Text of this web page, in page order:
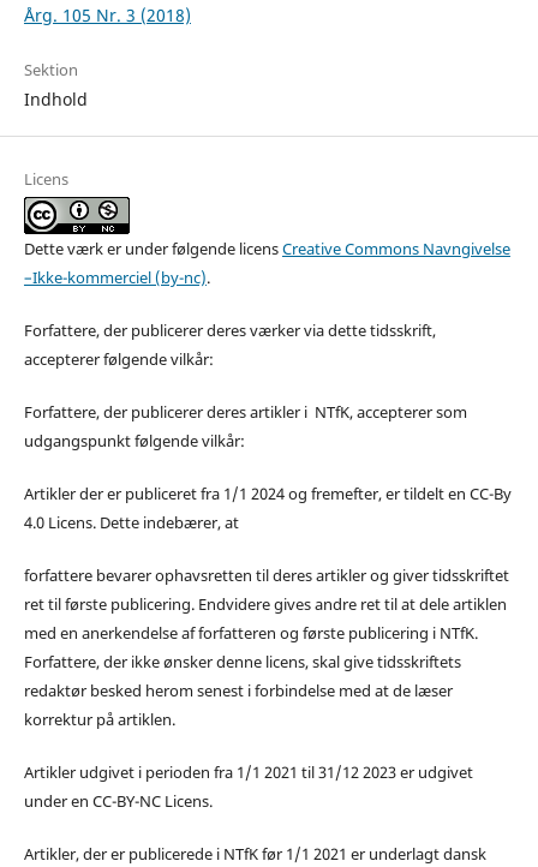
Årg. 105 Nr. 3 (2018)
Sektion
Indhold
Licens
Dette værk er under følgende licensCreative Commons Navngivelse
–Ikke-kommerciel (by-nc).
Forfattere, der publicerer deres værker via dette tidsskrift,
accepterer følgende vilkår:
Forfattere, der publicerer deres artikler i NTfK, accepterer som
udgangspunkt følgende vilkår:
Artikler der er publiceret fra 1/1 2024 og fremefter, er tildelt en CC-By
4.0 Licens. Dette indebærer, at
forfattere bevarer ophavsretten til deres artikler og giver tidsskriftet
ret til første publicering. Endvidere gives andre ret til at dele artiklen
med en anerkendelse af forfatteren og første publicering i NTfK.
Forfattere, der ikke ønsker denne licens, skal give tidsskriftets
redaktør besked herom senest i forbindelse med at de læser
korrektur på artiklen.
Artikler udgivet i perioden fra 1/1 2021 til 31/12 2023 er udgivet
under en CC-BY-NC Licens.
Artikler, der er publicerede i NTfK før 1/1 2021 er underlagt dansk